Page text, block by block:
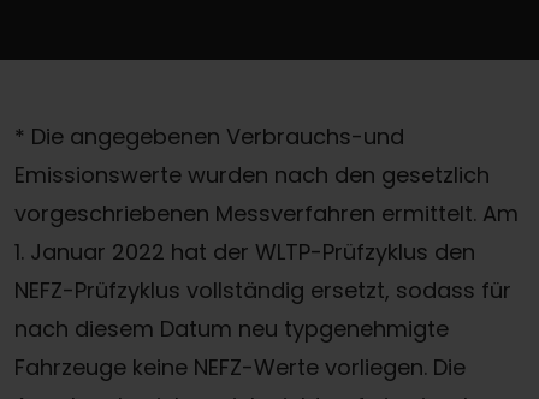
* Die angegebenen Verbrauchs-und
Emissionswerte wurden nach den gesetzlich
vorgeschriebenen Messverfahren ermittelt. Am
1. Januar 2022 hat der WLTP-Prüfzyklus den
NEFZ-Prüfzyklus vollständig ersetzt, sodass für
nach diesem Datum neu typgenehmigte
Fahrzeuge keine NEFZ-Werte vorliegen. Die